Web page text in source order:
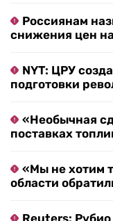
Россиянам
снижения цен
NYT: ЦРУ
подготовки
«Необычная
поставках
«Мы не хотим
области